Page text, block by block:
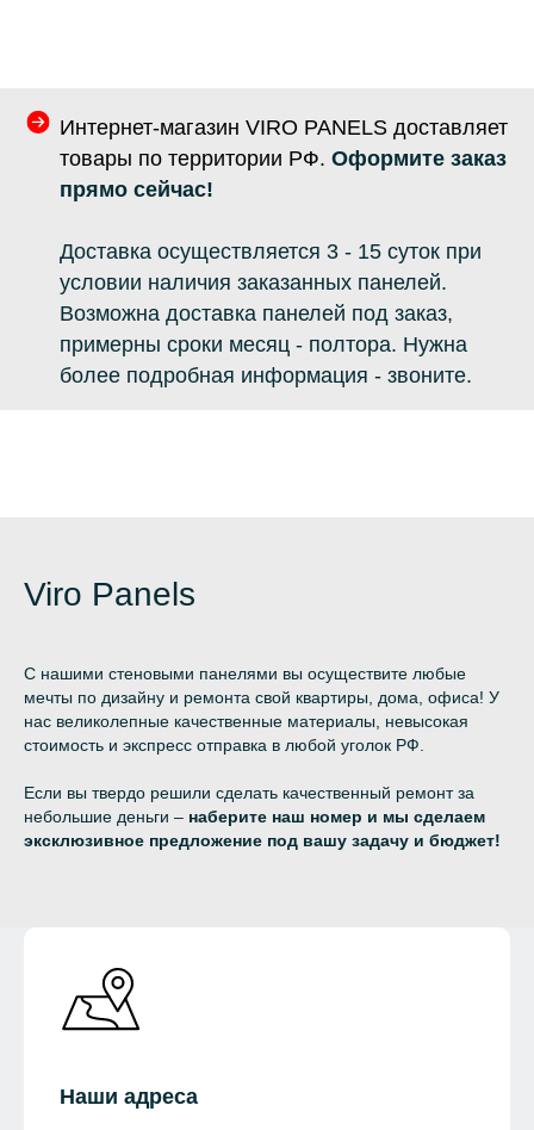
Интернет-магазин VIRO PANELS доставляет
товары по территории РФ. Оформите заказ
прямо сейчас!
Доставка осуществляется 3 - 15 суток при
условии наличия заказанных панелей.
Возможна доставка панелей под заказ,
примерны сроки месяц - полтора. Нужна
более подробная информация - звоните.
Viro Panels
С нашими стеновыми панелями вы осуществите любые
мечты по дизайну и ремонта свой квартиры, дома, офиса! У
нас великолепные качественные материалы, невысокая
стоимость и экспресс отправка в любой уголок РФ.
Если вы твердо решили сделать качественный ремонт за
небольшие деньги – наберите наш номер и мы сделаем
эксклюзивное предложение под вашу задачу и бюджет!
Наши адреса